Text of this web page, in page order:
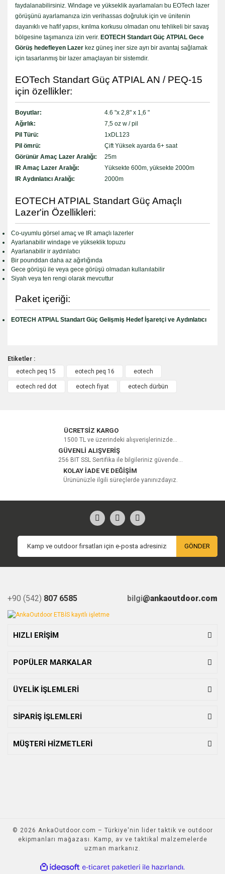
faydalanabilirsiniz. Windage ve yükseklik ayarlamaları bu EOTech lazer
görüşünü ayarlamanıza izin verihassas doğruluk için ve ünitenin
dayanıklı ve hafif yapısı, kırılma korkusu olmadan onu tehlikeli bir savaş
bölgesine taşımanıza izin verir. EOTECH Standart Güç ATPIAL Gece
Görüş hedefleyen Lazer kez güneş iner size ayrı bir avantaj sağlamak
için tasarlanmış bir lazer amaçlayan bir sistemdir.
EOTech Standart Güç ATPIAL AN / PEQ-15
için özellikler:
Boyutlar:
4.6 "x 2,8" x 1,6 "
Ağırlık:
7,5 oz w / pil
Pil Türü:
1xDL123
Pil ömrü:
Çift Yüksek ayarda 6+ saat
Görünür Amaç Lazer Aralığı:
25m
IR Amaç Lazer Aralığı:
Yüksekte 600m, yüksekte 2000m
IR Aydınlatıcı Aralığı:
2000m
EOTECH ATPIAL Standart Güç Amaçlı
Lazer'in Özellikleri:
Co-uyumlu görsel amaç ve IR amaçlı lazerler
Ayarlanabilir windage ve yükseklik topuzu
Ayarlanabilir ir aydınlatıcı
Bir pounddan daha az ağırlığında
Gece görüşü ile veya gece görüşü olmadan kullanılabilir
Siyah veya ten rengi olarak mevcuttur
Paket içeriği:
EOTECH ATPIAL Standart Güç Gelişmiş Hedef İşaretçi ve Aydınlatıcı
Bu ürüne ilk yorumu siz yapın!
Etiketler :
eotech peq 15
eotech peq 16 eotech
eotech red dot eotech fiyat eotech dürbün
ÜCRETSİZ KARGO
1500 TL ve üzerindeki alışverişlerinizde...
GÜVENLİ ALIŞVERİŞ
256 BIT SSL Sertifika ile bilgileriniz güvende...
KOLAY İADE VE DEĞİŞİM
Ürününüzle ilgili süreçlerde yanınızdayız.
GÖNDER
+90 (542) 807 6585 bilgi@ankaoutdoor.com
HIZLI ERİŞİM
POPÜLER MARKALAR
ÜYELİK İŞLEMLERİ
SİPARİŞ İŞLEMLERİ
MÜŞTERİ HİZMETLERİ
© 2026 AnkaOutdoor.com – Türkiye'nin lider taktik ve outdoor
ekipmanları mağazası. Kamp, av ve taktikal malzemelerde
uzman markanız.
ideasoft
e-